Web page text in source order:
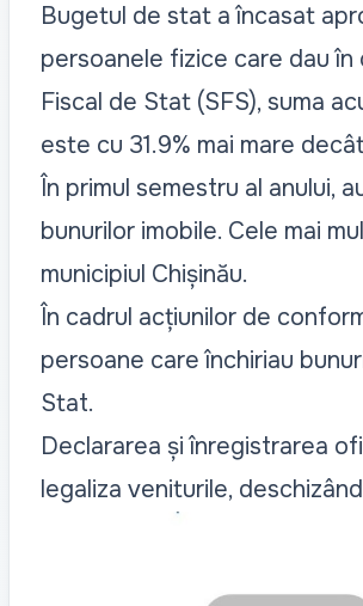
Bugetul de stat a încasat
persoanele fizice care dau
Fiscal de Stat (SFS), suma
este cu 31.9% mai mare
În primul semestru al anului,
bunurilor imobile. Cele mai
municipiul Chișinău.
În cadrul acțiunilor de
persoane care închiriau
Stat.
Declararea și înregistrarea
legaliza veniturile,